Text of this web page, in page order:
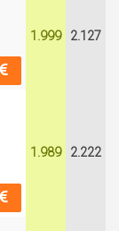
1.999 2.127
1.989 2.222